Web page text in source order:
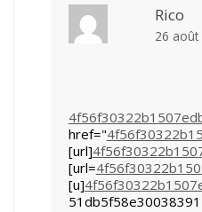
Rico
26
href="
[url]
[url=
[u]